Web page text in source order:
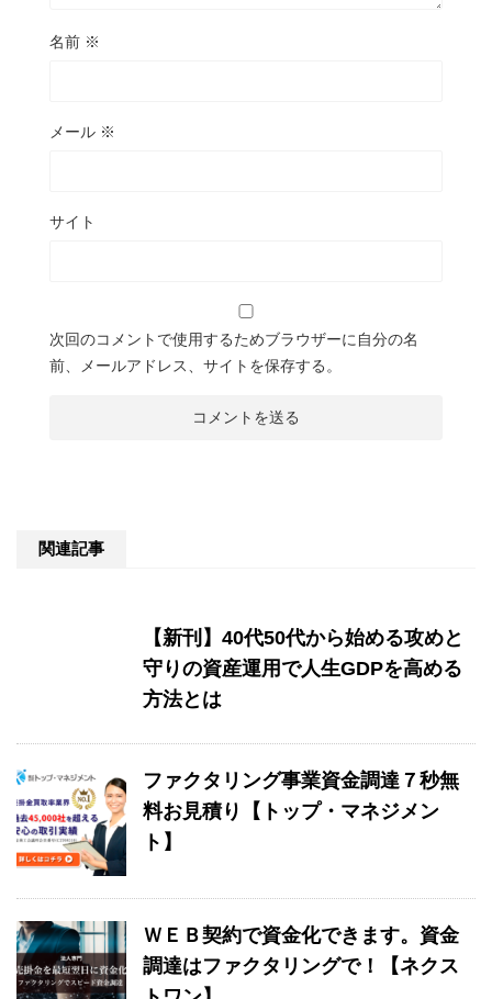
名前 ※
メール ※
サイト
次回のコメントで使用するためブラウザーに自分の名
前、メールアドレス、サイトを保存する。
関連記事
【新刊】40代50代から始める攻めと
守りの資産運用で人生GDPを高める
方法とは
ファクタリング事業資金調達７秒無
料お見積り【トップ・マネジメン
ト】
ＷＥＢ契約で資金化できます。資金
調達はファクタリングで！【ネクス